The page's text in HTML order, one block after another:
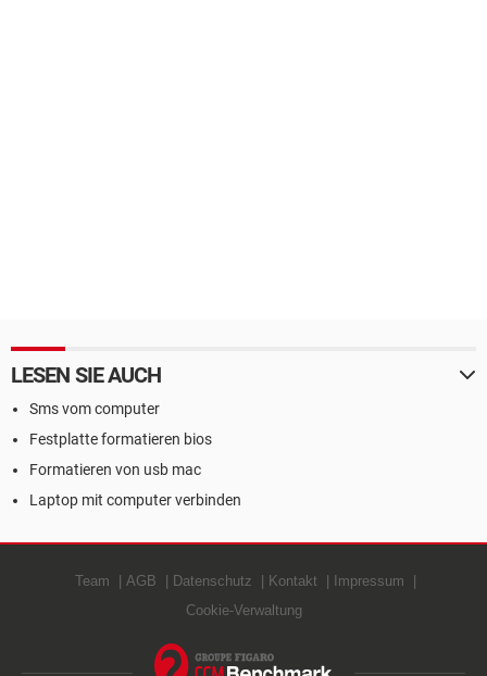
LESEN SIE AUCH
Sms vom computer
Festplatte formatieren bios
Formatieren von usb mac
Laptop mit computer verbinden
Team AGB Datenschutz Kontakt
Impressum
Cookie-Verwaltung